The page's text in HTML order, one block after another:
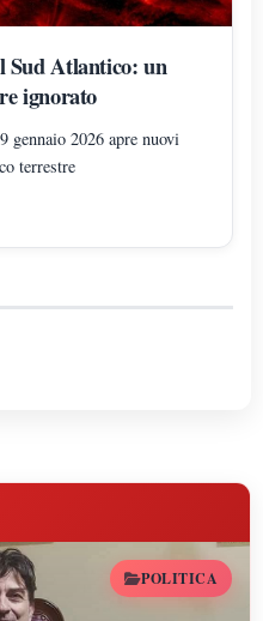
Sud Atlantico: un
ignorato
gennaio 2026 apre nuovi
terrestre
POLITICA